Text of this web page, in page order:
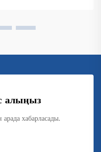
алыңыз
арада хабарласады.